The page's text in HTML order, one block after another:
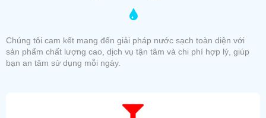
Chúng tôi cam kết mang đến giải pháp nước sạch toàn diện với
sản phẩm chất lượng cao, dịch vụ tận tâm và chi phí hợp lý, giúp
bạn an tâm sử dụng mỗi ngày.